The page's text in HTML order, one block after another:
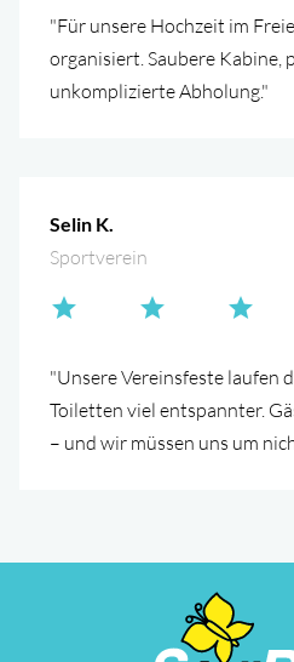
"Für unsere Hochzeit im
organisiert. Saubere Kabine,
unkomplizierte Abholung."
Selin K.
Sportverein
"Unsere Vereinsfeste laufen
Toiletten viel entspannter.
– und wir müssen uns um